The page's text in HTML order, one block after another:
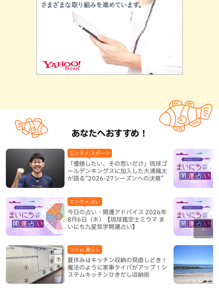
あなたへおすすめ！
「優勝したい、その思いだけ」琉球ゴ
ールデンキングスに加入した大浦颯太
が語る“2026-27シーズンへの決意”
エンタメ,スポーツ
今日の占い・開運アドバイス 2026年
8月6日（木）【琉球鑑定士ミウマ ま
いにち九星気学開運占い】
エンタメ,占い
夏休みはキッチン収納の見直しどき！
魔法のように家事タイパがアップ！シ
ステムキッチンひきだし収納術
コラム,暮らし